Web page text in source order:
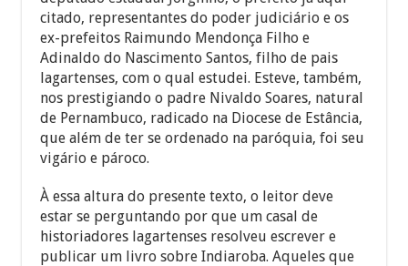
citado, representantes do poder judiciário e os
ex-prefeitos Raimundo Mendonça Filho e
Adinaldo do Nascimento Santos, filho de pais
lagartenses, com o qual estudei. Esteve, também,
nos prestigiando o padre Nivaldo Soares, natural
de Pernambuco, radicado na Diocese de Estância,
que além de ter se ordenado na paróquia, foi seu
vigário e pároco.
À essa altura do presente texto, o leitor deve
estar se perguntando por que um casal de
historiadores lagartenses resolveu escrever e
publicar um livro sobre Indiaroba. Aqueles que